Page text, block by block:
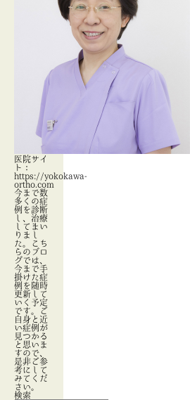
医院サイ
ト：
https://yokokawa-
ortho.com
今まで数
多くの症
例を診断
し、治療
してまい
りまし
た。こち
らのブロ
グでは、
今まで手
掛けた症
例を随時
更新して
いく予定
です。ご
自身と近
い症例が
見つかる
と思いま
すので、
是非ご参
考にして
みてくだ
さい。
検索